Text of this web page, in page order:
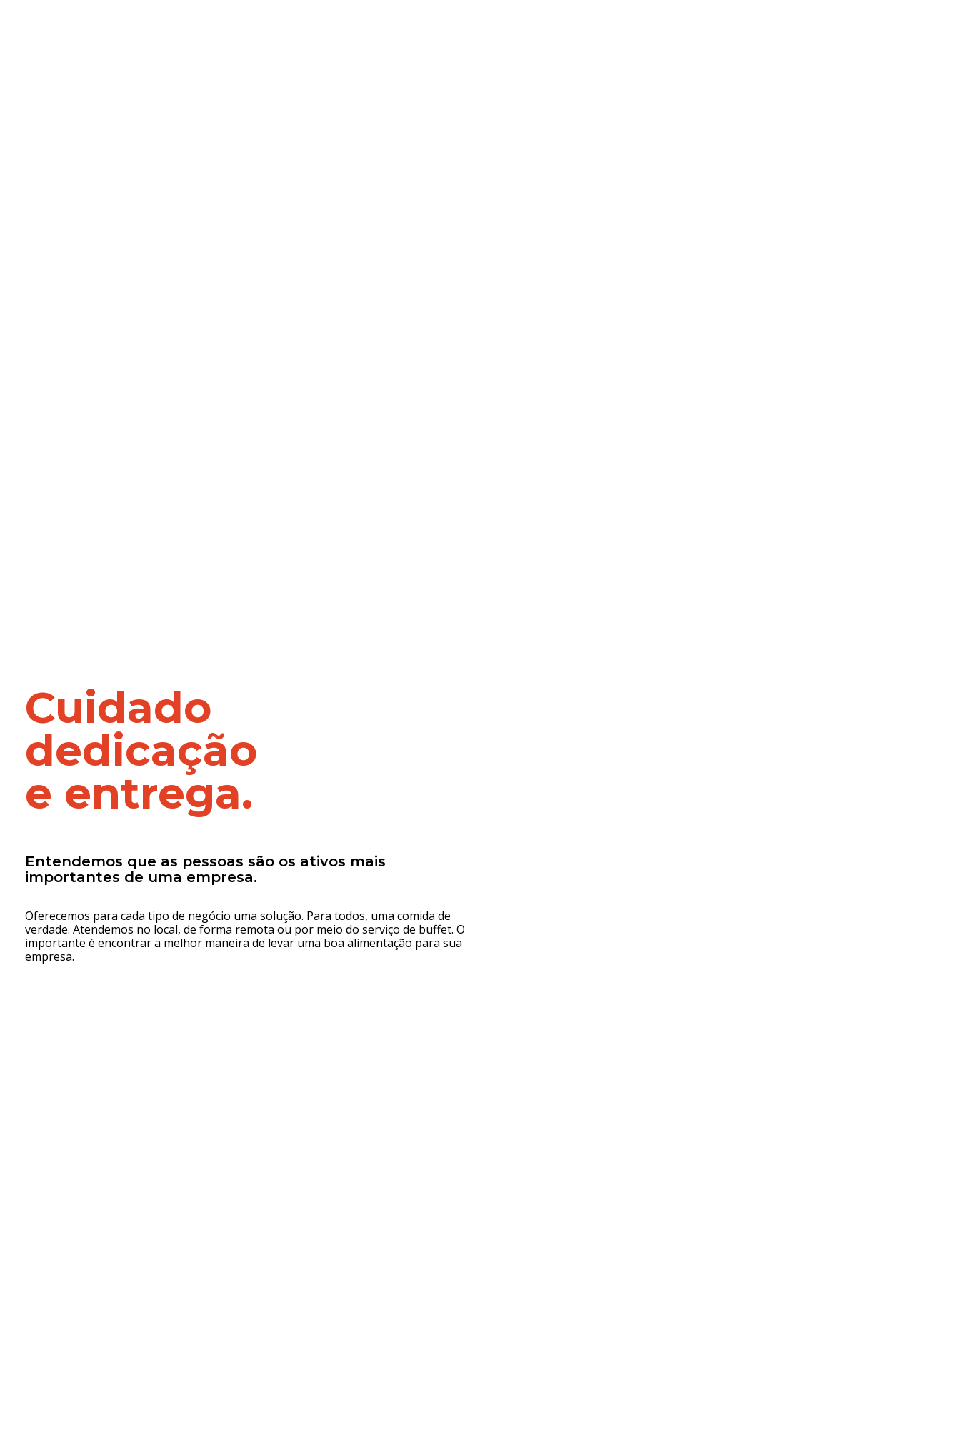
Cuidado
dedicação
e entrega.
Entendemos que as pessoas são os ativos mais
importantes de uma empresa.
Oferecemos para cada tipo de negócio uma solução. Para todos, uma comida de
verdade. Atendemos no local, de forma remota ou por meio do serviço de buffet. O
importante é encontrar a melhor maneira de levar uma boa alimentação para sua
empresa.